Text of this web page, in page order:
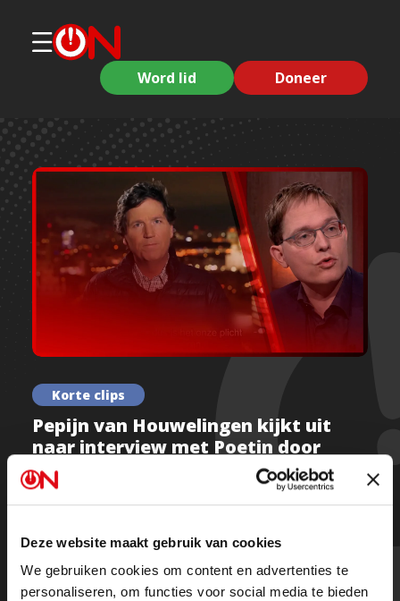
Deze website maakt gebruik van cookies
We gebruiken cookies om content en advertenties te
personaliseren, om functies voor social media te bieden
Word lid Doneer
Korte clips
Pepijn van Houwelingen kijkt uit
naar interview met Poetin door
journalist Tucker Carlson
Kijk de uitzending